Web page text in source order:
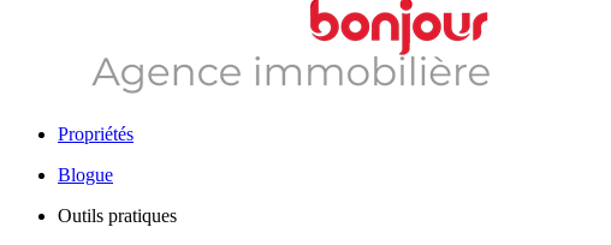
Propriétés
Blogue
Outils pratiques